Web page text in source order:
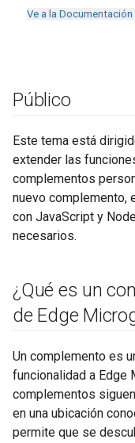
Ve a la Documentación
Público
Este tema está
extender las
complementos
nuevo complemento,
con JavaScript y
necesarios.
¿Qué es un
de Edge
Un complemento es
funcionalidad a Edge
complementos
en una ubicación
permite que se